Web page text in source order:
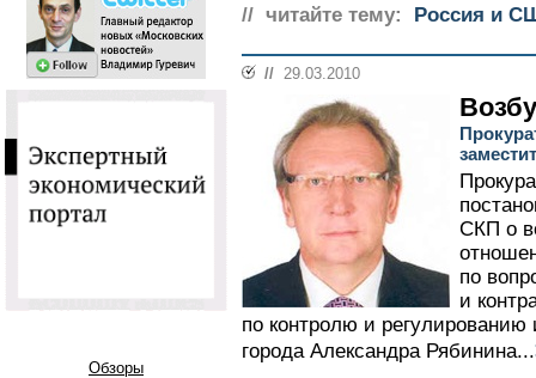
Обзоры
// читайте тему: Россия и
// 29.03.2010
СКП о
по
и
по контролю и
города Александра Рябинина...